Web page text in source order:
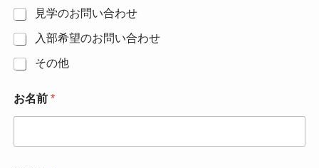
見学のお問い合わせ
入部希望のお問い合わせ
その他
お名前 *